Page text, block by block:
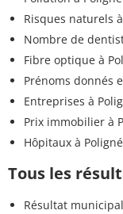
Risques naturels
Nombre de
Fibre optique à
Prénoms donnés
Entreprises à
Prix immobilier à
Hôpitaux à Poligné
Tous les
Résultat